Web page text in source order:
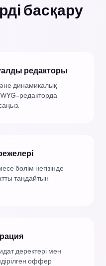
басқару
редакторы
динамикалық
редакторда
бөлім негізінде
таңдайтын
деректері мен
оффер